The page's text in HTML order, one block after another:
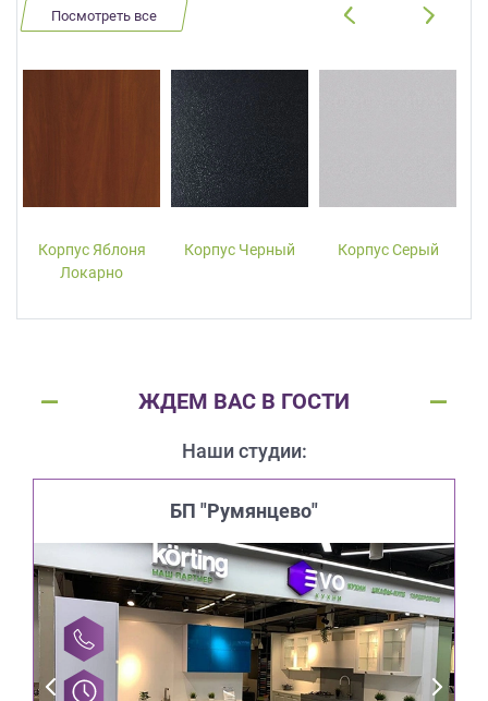
Посмотреть все
Корпус Яблоня
Локарно
Корпус Черный Корпус Серый
ЖДЕМ ВАС В ГОСТИ
Наши студии:
БП "Румянцево"